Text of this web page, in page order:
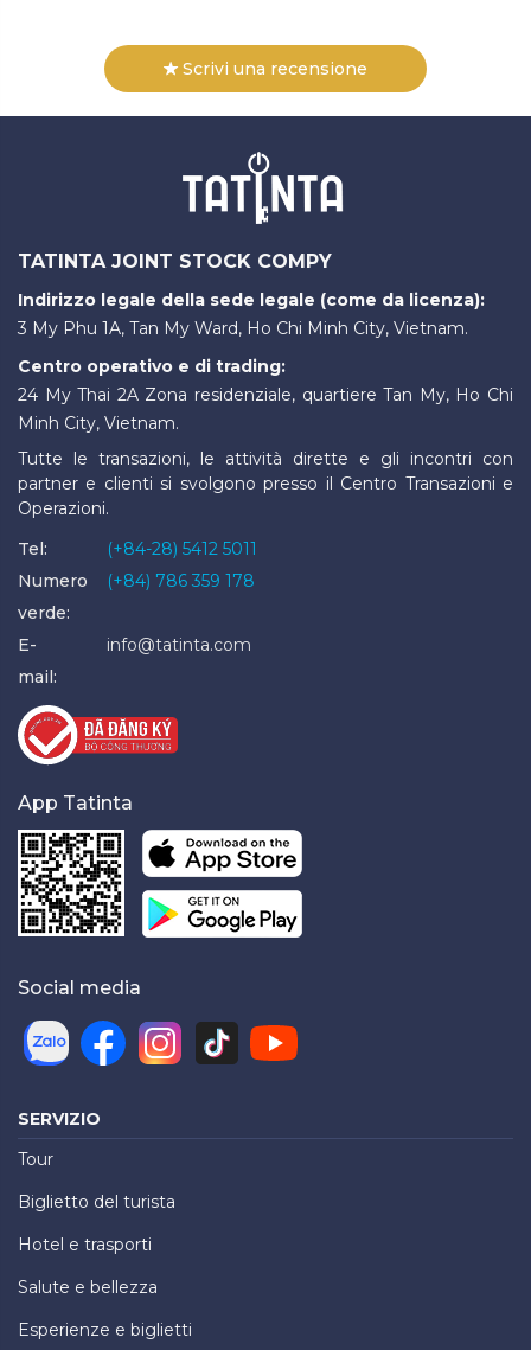
Scrivi una recensione
TATINTA JOINT STOCK COMPY
Indirizzo legale della sede legale (come da licenza):
3 My Phu 1A, Tan My Ward, Ho Chi Minh City, Vietnam.
Centro operativo e di trading:
24 My Thai 2A Zona residenziale, quartiere Tan My, Ho Chi
Minh City, Vietnam.
Tutte le transazioni, le attività dirette e gli incontri con
partner e clienti si svolgono presso il Centro Transazioni e
Operazioni.
Tel:
(+84-28) 5412 5011
Numero
verde:
(+84) 786 359 178
E-
mail:
info@tatinta.com
App Tatinta
Social media
SERVIZIO
Tour
Biglietto del turista
Hotel e trasporti
Salute e bellezza
Esperienze e biglietti